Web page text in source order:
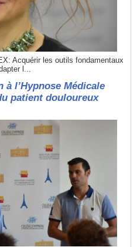
Acquérir les outils fondamentaux
l...
l’Hypnose Médicale
patient douloureux